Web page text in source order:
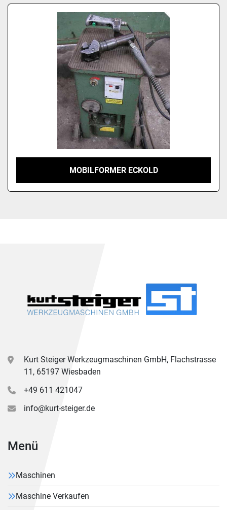
Sortieren nach
MOBILFORMER ECKOLD
Kurt Steiger Werkzeugmaschinen GmbH, Flachstrasse
11, 65197 Wiesbaden
+49 611 421047
info@kurt-steiger.de
Menü
Maschinen
Maschine Verkaufen